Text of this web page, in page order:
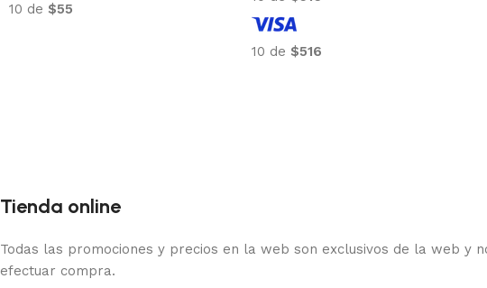
10 de$87
10 de
Tienda online
Todas las promociones y precios en la web son exclusivos de la web
efectuar compra.